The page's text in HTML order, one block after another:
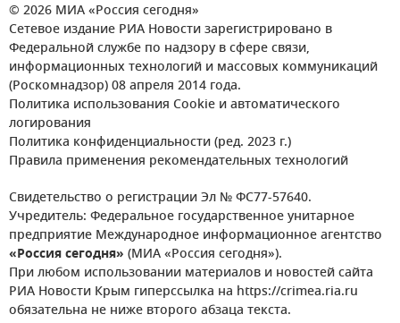
© 2026 МИА «Россия сегодня»
Сетевое издание РИА Новости зарегистрировано в
Федеральной службе по надзору в сфере связи,
информационных технологий и массовых коммуникаций
(Роскомнадзор) 08 апреля 2014 года.
Политика использования Cookie и автоматического
логирования
Политика конфиденциальности (ред. 2023 г.)
Правила применения рекомендательных технологий
Свидетельство о регистрации Эл № ФС77-57640.
Учредитель: Федеральное государственное унитарное
предприятие Международное информационное агентство
«Россия сегодня» (МИА «Россия сегодня»).
При любом использовании материалов и новостей сайта
РИА Новости Крым гиперссылка на https://crimea.ria.ru
обязательна не ниже второго абзаца текста.